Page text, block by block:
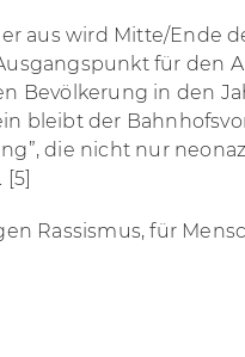
aus wird Mitte/Ende
für den
Bevölkerung in den
bleibt der
die nicht nur
Rassismus, für